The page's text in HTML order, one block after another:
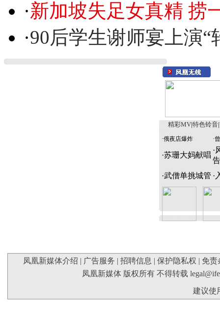
·新加坡失足女真精 捞
·90后学生谢师宴上演“
精彩MV 特色铃音
·俄夜店爆炸 ·
·苏珊大妈献唱
·
告
·武僧单挑城管 ·
凤凰新媒体介绍 | 广告服务 | 招聘信息 | 保护隐私权 | 免责
凤凰新媒体 版权所有 不得转载
建议使